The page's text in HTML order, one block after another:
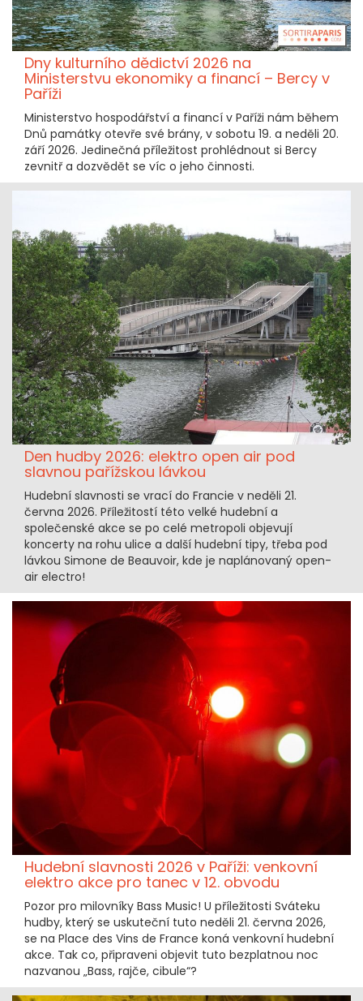
Dny kulturního dědictví 2026 na
Ministerstvu ekonomiky a financí – Bercy v
Paříži
Ministerstvo hospodářství a financí v Paříži nám během
Dnů památky otevře své brány, v sobotu 19. a neděli 20.
září 2026. Jedinečná příležitost prohlédnout si Bercy
zevnitř a dozvědět se víc o jeho činnosti.
Den hudby 2026: elektro open air pod
slavnou pařížskou lávkou
Hudební slavnosti se vrací do Francie v neděli 21.
června 2026. Příležitostí této velké hudební a
společenské akce se po celé metropoli objevují
koncerty na rohu ulice a další hudební tipy, třeba pod
lávkou Simone de Beauvoir, kde je naplánovaný open-
air electro!
Hudební slavnosti 2026 v Paříži: venkovní
elektro akce pro tanec v 12. obvodu
Pozor pro milovníky Bass Music! U příležitosti Sváteku
hudby, který se uskuteční tuto neděli 21. června 2026,
se na Place des Vins de France koná venkovní hudební
akce. Tak co, připraveni objevit tuto bezplatnou noc
nazvanou „Bass, rajče, cibule“?